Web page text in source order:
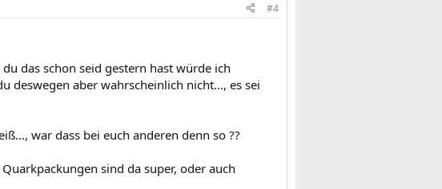
#4
das schon seid gestern hast würde ich
deswegen aber wahrscheinlich nicht..., es sei
war dass bei euch anderen denn so ??
sind da super, oder auch